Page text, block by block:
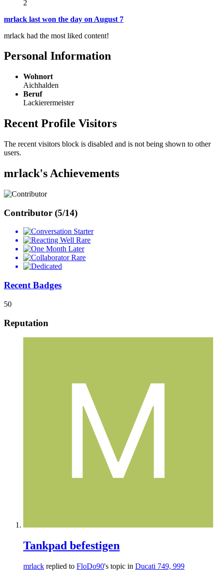
2
mrlack last won the day on August 7
mrlack had the most liked content!
Personal Information
Wohnort
Aichhalden
Beruf
Lackierermeister
Recent Profile Visitors
The recent visitors block is disabled and is not being shown to other
users.
mrlack's Achievements
Contributor (5/14)
Rare
Rare
Recent Badges
50
Reputation
Tankpad befestigen
mrlack replied to FloDo90's topic in Ducati 749, 999